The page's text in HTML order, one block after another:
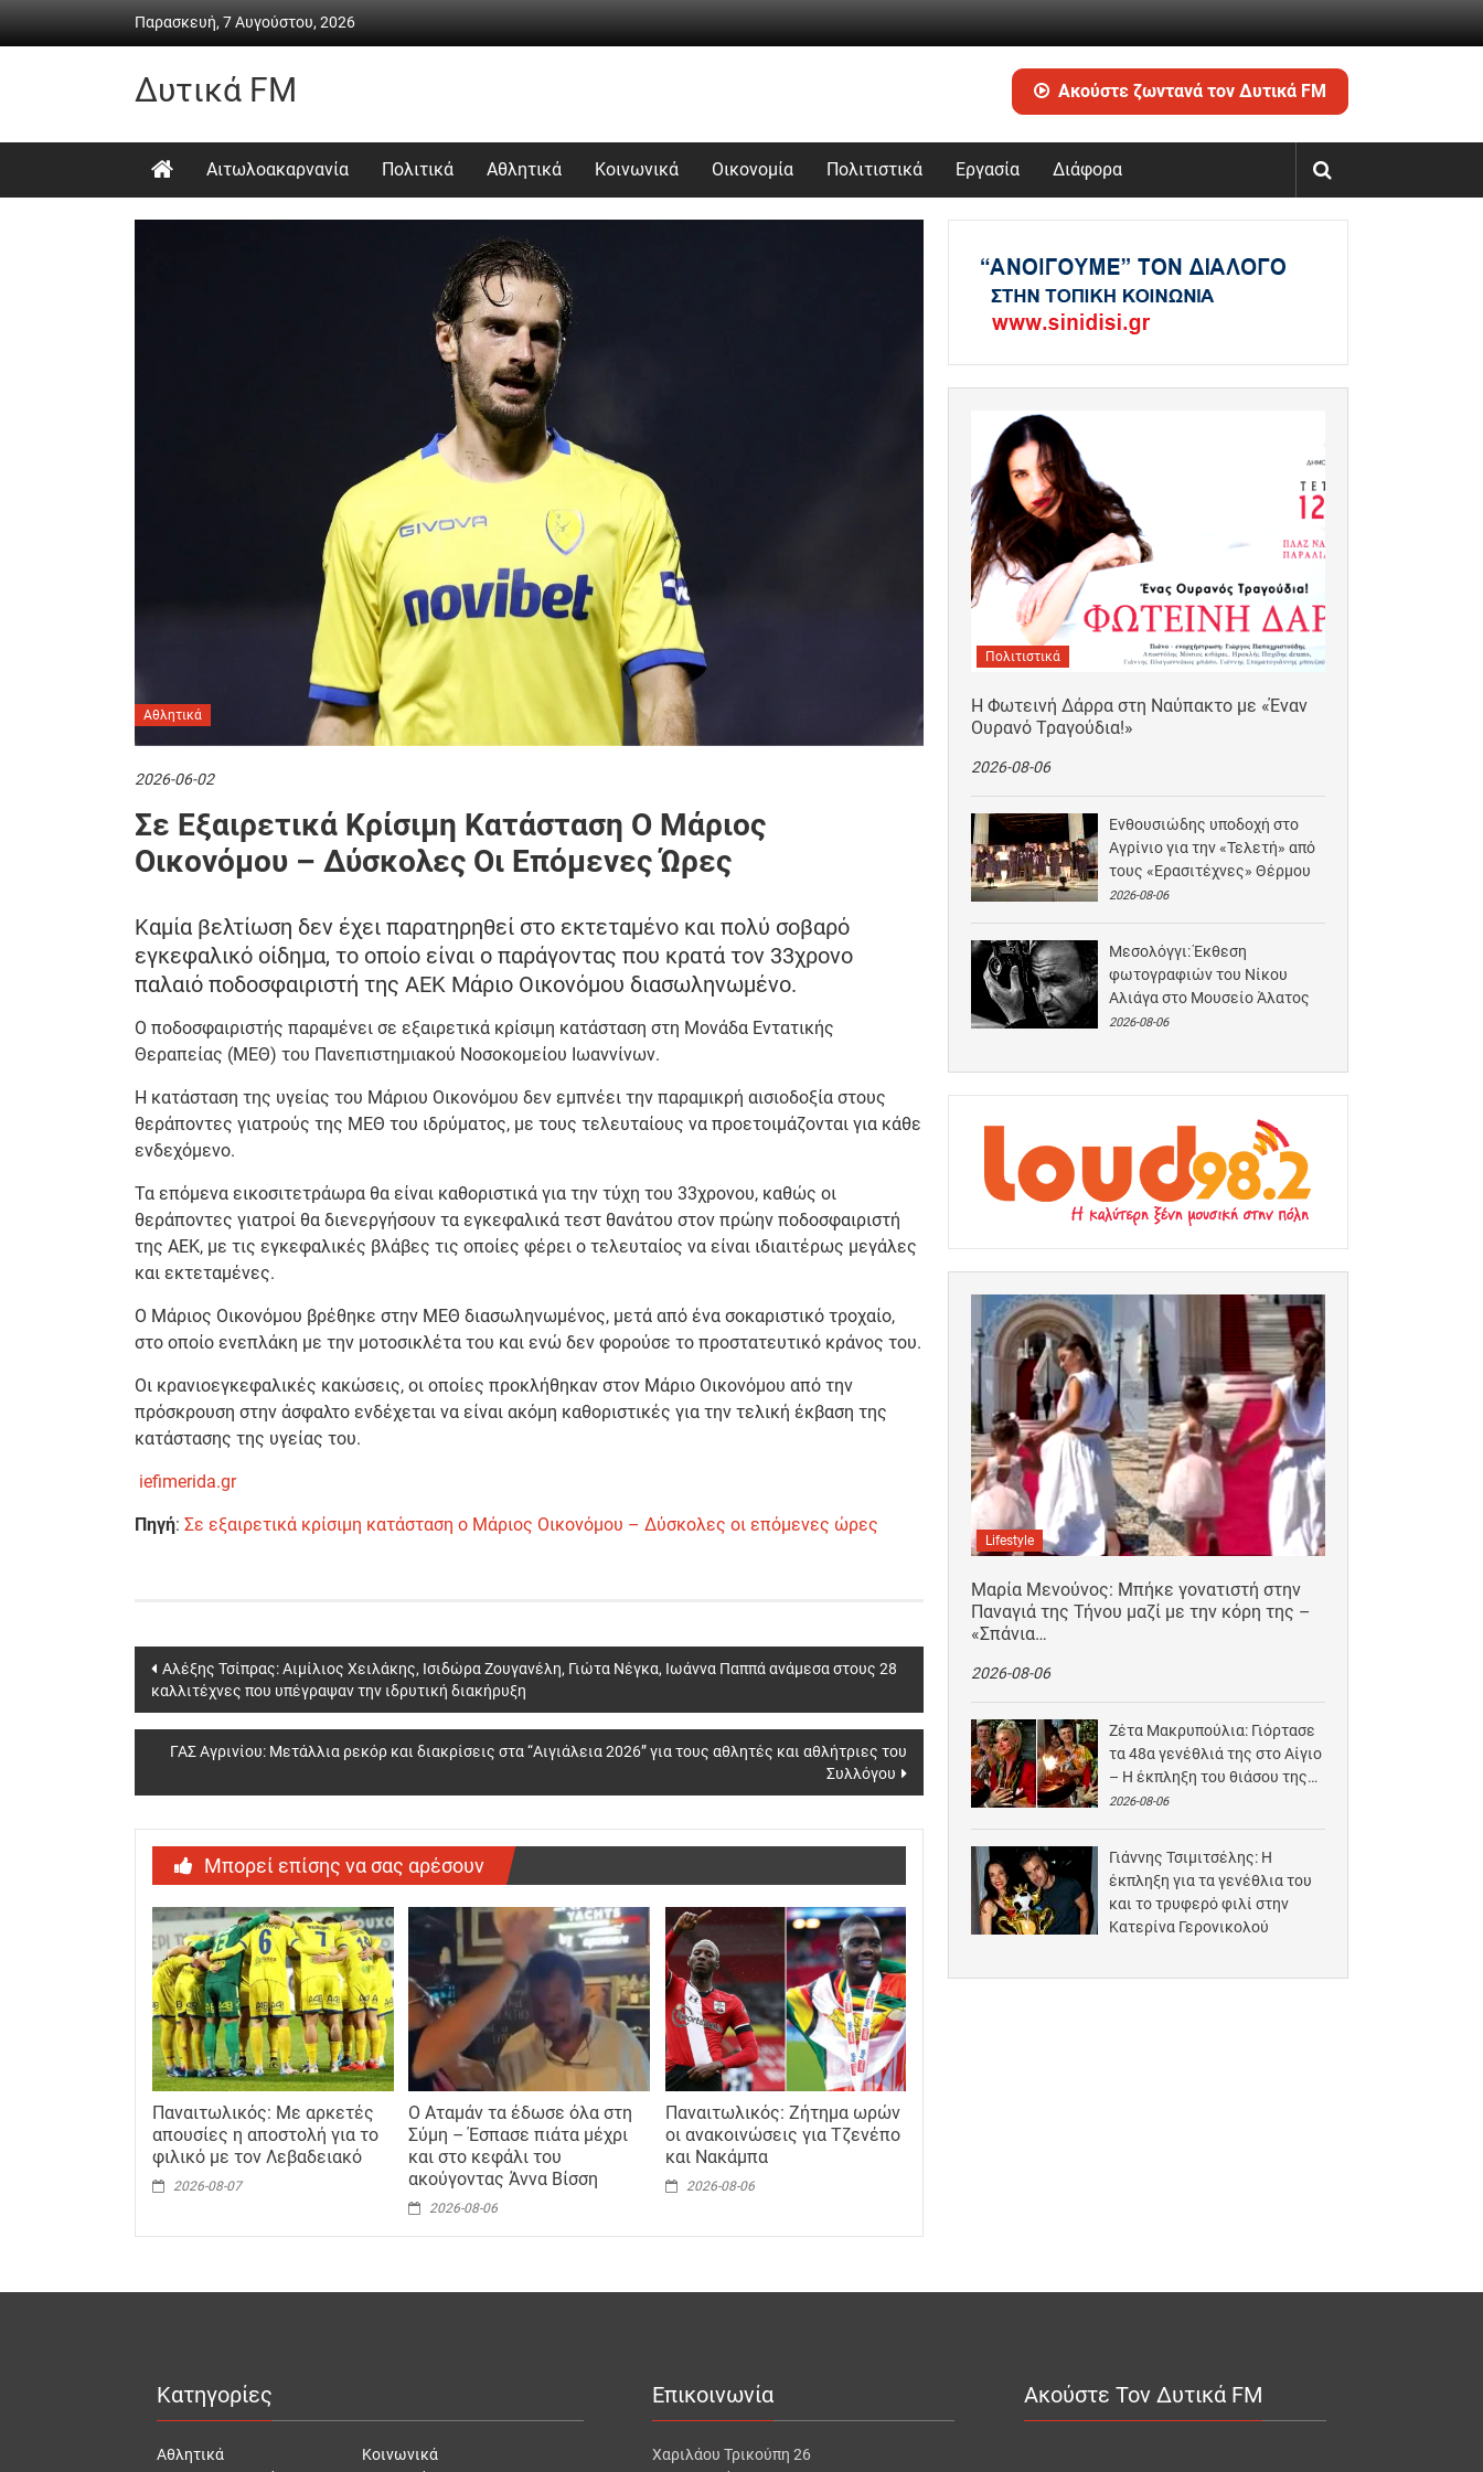
Παρασκευή, 7 Αυγούστου, 2026
Δυτικά FM
Καθημερινή
Ακούστε ζωντανά τον Δυτικά FM
Αιτωλοακαρνανία Πολιτικά Αθλητικά Κοινωνικά Οικονομία Πολιτιστικά Εργασία Διάφορα
Αθλητικά
2026-06-02
Σε Εξαιρετικά Κρίσιμη Κατάσταση Ο Μάριος
Οικονόμου – Δύσκολες Οι Επόμενες Ώρες
Καμία βελτίωση δεν έχει παρατηρηθεί στο εκτεταμένο και πολύ σοβαρό
εγκεφαλικό οίδημα, το οποίο είναι ο παράγοντας που κρατά τον 33χρονο
παλαιό ποδοσφαιριστή της ΑΕΚ Μάριο Οικονόμου διασωληνωμένο.
Ο ποδοσφαιριστής παραμένει σε εξαιρετικά κρίσιμη κατάσταση στη Μονάδα Εντατικής
Θεραπείας (ΜΕΘ) του Πανεπιστημιακού Νοσοκομείου Ιωαννίνων.
Η κατάσταση της υγείας του Μάριου Οικονόμου δεν εμπνέει την παραμικρή αισιοδοξία στους
θεράποντες γιατρούς της ΜΕΘ του ιδρύματος, με τους τελευταίους να προετοιμάζονται για κάθε
ενδεχόμενο.
Τα επόμενα εικοσιτετράωρα θα είναι καθοριστικά για την τύχη του 33χρονου, καθώς οι
θεράποντες γιατροί θα διενεργήσουν τα εγκεφαλικά τεστ θανάτου στον πρώην ποδοσφαιριστή
της ΑΕΚ, με τις εγκεφαλικές βλάβες τις οποίες φέρει ο τελευταίος να είναι ιδιαιτέρως μεγάλες
και εκτεταμένες.
Ο Μάριος Οικονόμου βρέθηκε στην ΜΕΘ διασωληνωμένος, μετά από ένα σοκαριστικό τροχαίο,
στο οποίο ενεπλάκη με την μοτοσικλέτα του και ενώ δεν φορούσε το προστατευτικό κράνος του.
Οι κρανιοεγκεφαλικές κακώσεις, οι οποίες προκλήθηκαν στον Μάριο Οικονόμου από την
πρόσκρουση στην άσφαλτο ενδέχεται να είναι ακόμη καθοριστικές για την τελική έκβαση της
κατάστασης της υγείας του.
iefimerida.gr
Πηγή: Σε εξαιρετικά κρίσιμη κατάσταση ο Μάριος Οικονόμου – Δύσκολες οι επόμενες ώρες
Post
navigation
Αλέξης Τσίπρας: Αιμίλιος Χειλάκης, Ισιδώρα Ζουγανέλη, Γιώτα Νέγκα, Ιωάννα Παππά ανάμεσα στους 28
καλλιτέχνες που υπέγραψαν την ιδρυτική διακήρυξη
ΓΑΣ Αγρινίου: Μετάλλια ρεκόρ και διακρίσεις στα “Αιγιάλεια 2026” για τους αθλητές και αθλήτριες του
Συλλόγου
Μπορεί επίσης να σας αρέσουν
Παναιτωλικός: Με αρκετές
απουσίες η αποστολή για το
φιλικό με τον Λεβαδειακό
2026-08-07
Ο Αταμάν τα έδωσε όλα στη
Σύμη – Έσπασε πιάτα μέχρι
και στο κεφάλι του
ακούγοντας Άννα Βίσση
2026-08-06
Παναιτωλικός: Ζήτημα ωρών
οι ανακοινώσεις για Τζενέπο
και Νακάμπα
2026-08-06
Πολιτιστικά
Η Φωτεινή Δάρρα στη Ναύπακτο με «Έναν
Ουρανό Τραγούδια!»
2026-08-06
Ενθουσιώδης υποδοχή στο
Αγρίνιο για την «Τελετή» από
τους «Ερασιτέχνες» Θέρμου
2026-08-06
Μεσολόγγι: Έκθεση
φωτογραφιών του Νίκου
Αλιάγα στο Μουσείο Άλατος
2026-08-06
Lifestyle
Μαρία Μενούνος: Μπήκε γονατιστή στην
Παναγιά της Τήνου μαζί με την κόρη της –
«Σπάνια…
2026-08-06
Ζέτα Μακρυπούλια: Γιόρτασε
τα 48α γενέθλιά της στο Αίγιο
– Η έκπληξη του θιάσου της…
2026-08-06
Γιάννης Τσιμιτσέλης: Η
έκπληξη για τα γενέθλια του
και το τρυφερό φιλί στην
Κατερίνα Γερονικολού
Κατηγορίες
Αθλητικά
Κοινωνικά
Επικοινωνία
Χαριλάου Τρικούπη 26
Ακούστε Τον Δυτικά FM